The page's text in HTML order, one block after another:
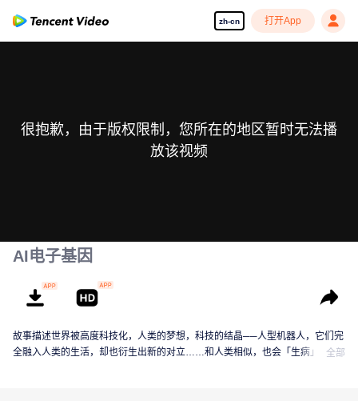
zh-cn 打开App
很抱歉，由于版权限制，您所在的地区暂时无法播
放该视频
AI电子基因
故事描述世界被高度科技化，人类的梦想，科技的结晶──人型机器人，它们完
全融入人类的生活，却也衍生出新的对立……和人类相似，也会「生病」的它
全部